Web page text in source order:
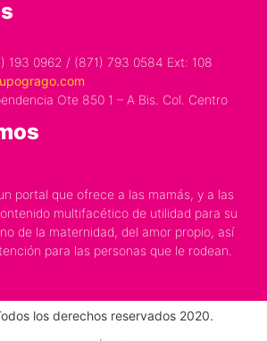
193 0962 / (871) 793 0584 Ext: 108
Ote 850 1 – A Bis. Col. Centro
portal que ofrece a las mamás, y a las
multifacético de utilidad para su
de la maternidad, del amor propio, así
para las personas que le rodean.
los derechos reservados 2020.